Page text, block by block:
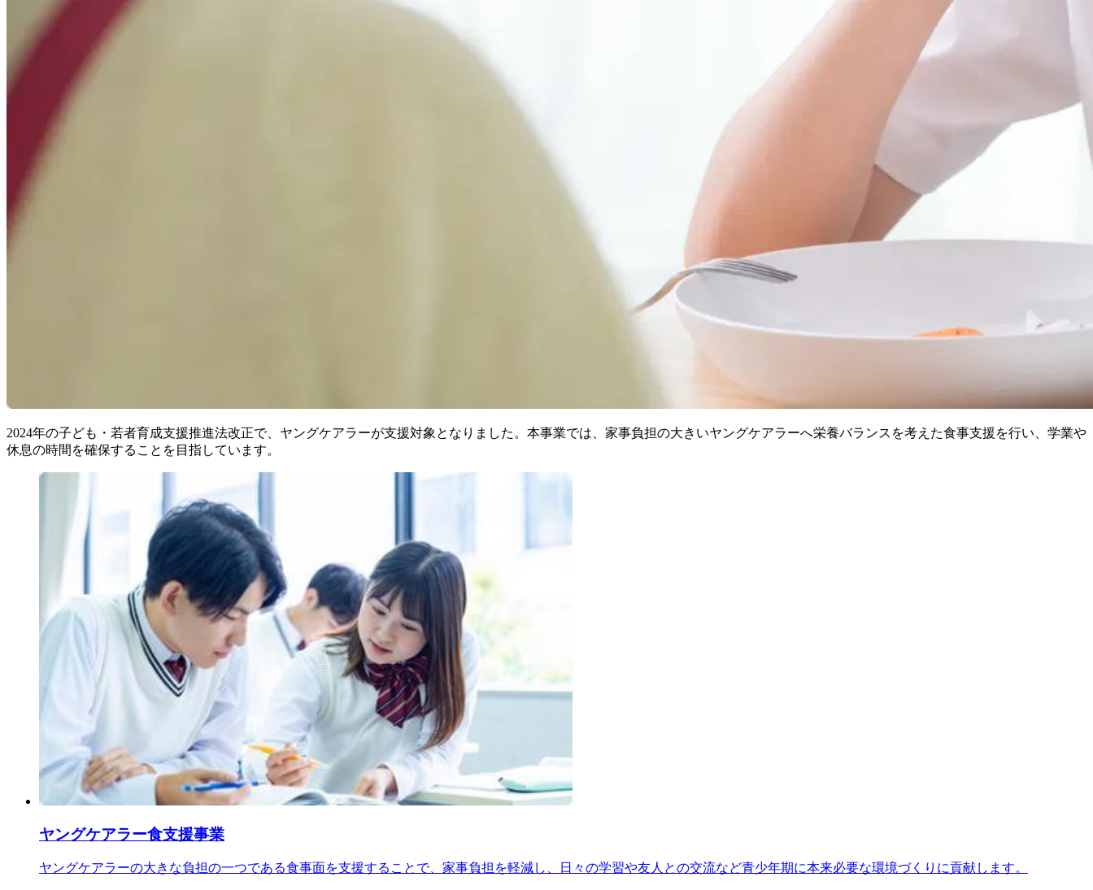
2024年の子ども・若者育成支援推進法改正で、ヤングケアラーが支援対象となりました。本事業では、家事負担の大きいヤングケアラーへ栄養バランスを考えた食事支援を行い、学業や
休息の時間を確保することを目指しています。
ヤングケアラー食支援事業
ヤングケアラーの大きな負担の一つである食事面を支援することで、家事負担を軽減し、日々の学習や友人との交流など青少年期に本来必要な環境づくりに貢献します。